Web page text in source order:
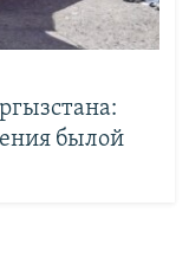
былой